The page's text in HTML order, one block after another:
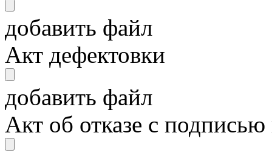
добавить файл
Акт дефектовки
добавить файл
Акт об отказе с